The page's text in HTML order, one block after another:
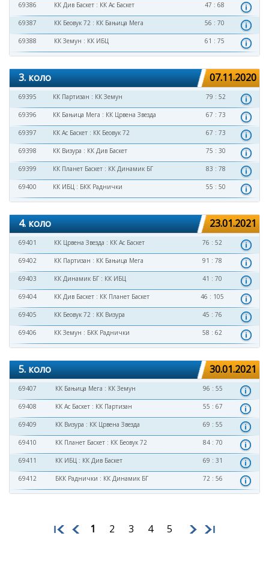
69386 КК Див Баскет : КК Ас Баскет 47 : 68
69387 КК Беовук 72 : КК Бањица Мега 56 : 70
69388 КК Земун : КК ИБЦ 61 : 75
3. коло 07.11.2020
69395 КК Партизан : КК Земун 79 : 52
69396 КК Бањица Мега : КК Црвена Звезда 67 : 73
69397 КК Ас Баскет : КК Беовук 72 67 : 73
69398 КК Визура : КК Див Баскет 75 : 30
69399 КК Планет Баскет : КК Динамик БГ 83 : 78
69400 КК ИБЦ : БКК Раднички 55 : 50
4. коло 23.01.2021
69401 КК Црвена Звезда : КК Ас Баскет 76 : 52
69402 КК Партизан : КК Бањица Мега 91 : 78
69403 КК Динамик БГ : КК ИБЦ 41 : 70
69404 КК Див Баскет : КК Планет Баскет 46 : 105
69405 КК Беовук 72 : КК Визура 45 : 76
69406 КК Земун : БКК Раднички 58 : 62
5. коло 30.01.2021
69407 КК Бањица Мега : КК Земун 96 : 55
69408 КК Ас Баскет : КК Партизан 55 : 67
69409 КК Визура : КК Црвена Звезда 69 : 55
69410 КК Планет Баскет : КК Беовук 72 84 : 70
69411 КК ИБЦ : КК Див Баскет 69 : 31
69412 БКК Раднички : КК Динамик БГ 72 : 56
1 2 3 4 5